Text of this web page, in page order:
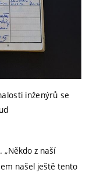
inženýrů se
„Někdo z naší
našel ještě tento